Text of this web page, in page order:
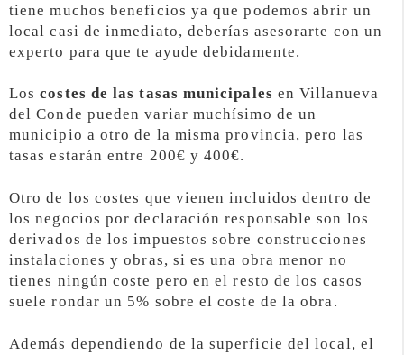
tiene muchos beneficios ya que podemos abrir un
local casi de inmediato, deberías asesorarte con un
experto para que te ayude debidamente.
Loscostes de las tasas municipales en Villanueva
del Conde pueden variar muchísimo de un
municipio a otro de la misma provincia, pero las
tasas estarán entre 200€ y 400€.
Otro de los costes que vienen incluidos dentro de
los negocios por declaración responsable son los
derivados de los impuestos sobre construcciones
instalaciones y obras, si es una obra menor no
tienes ningún coste pero en el resto de los casos
suele rondar un 5% sobre el coste de la obra.
Además dependiendo de la superficie del local, el